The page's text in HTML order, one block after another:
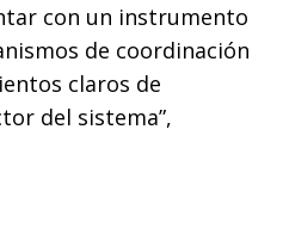
con un instrumento
de coordinación
claros de
del sistema”,